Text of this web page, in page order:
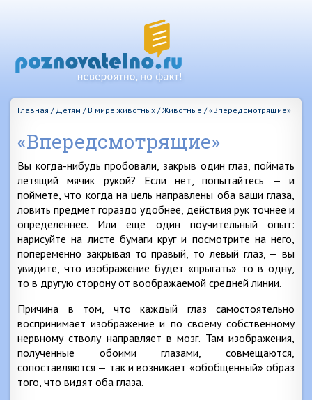
Главная / Детям / В мире животных /Животные /«Впередсмотрящие»
«Впередсмотрящие»
Вы когда-нибудь пробовали, закрыв один глаз, поймать
летящий мячик рукой? Если нет, попытайтесь — и
поймете, что когда на цель направлены оба ваши глаза,
ловить предмет гораздо удобнее, действия рук точнее и
определеннее. Или еще один поучительный опыт:
нарисуйте на листе бумаги круг и посмотрите на него,
попеременно закрывая то правый, то левый глаз, — вы
увидите, что изображение будет «прыгать» то в одну,
то в другую сторону от воображаемой средней линии.
Причина в том, что каждый глаз самостоятельно
воспринимает изображение и по своему собственному
нервному стволу направляет в мозг. Там изображения,
полученные обоими глазами, совмещаются,
сопоставляются — так и возникает «обобщенный» образ
того, что видят оба глаза.